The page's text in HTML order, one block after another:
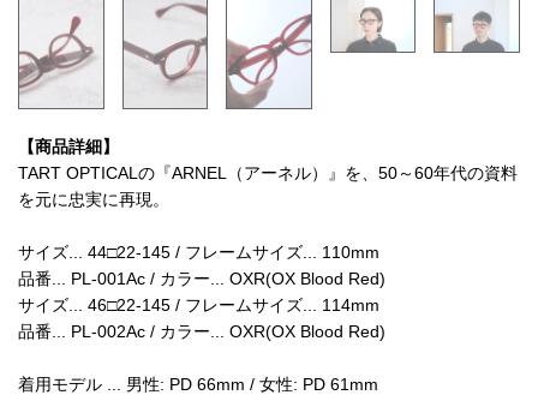
【商品詳細】
TART OPTICALの『ARNEL（アーネル）』を、50～60年代の資料
を元に忠実に再現。
サイズ... 44□22-145 / フレームサイズ... 110mm
品番... PL-001Ac / カラー... OXR(OX Blood Red)
サイズ... 46□22-145 / フレームサイズ... 114mm
品番... PL-002Ac / カラー... OXR(OX Blood Red)
着用モデル ... 男性: PD 66mm / 女性: PD 61mm